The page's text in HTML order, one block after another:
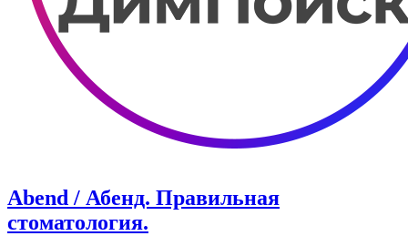
Abend / Абенд. Правильная
стоматология.